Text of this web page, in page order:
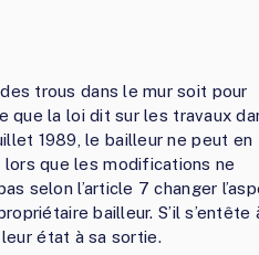
trous dans le mur soit pour
que la loi dit sur les travaux
1989, le bailleur ne peut en
lors que les modifications ne
selon l’article 7 changer
bailleur. S’il s’entête
état à sa sortie.